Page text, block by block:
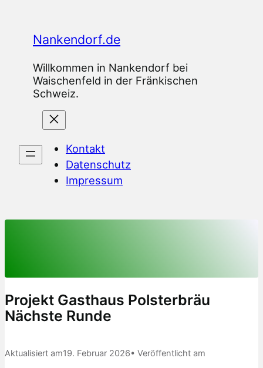
springenNankendorf.de
Willkommen in Nankendorf bei
Waischenfeld in der Fränkischen
Schweiz.
Kontakt
Datenschutz
Impressum
Projekt Gasthaus Polsterbräu
Nächste Runde
Aktualisiert am19. Februar 2026• Veröffentlicht am